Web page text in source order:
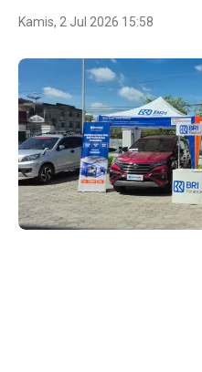
Kamis, 2 Jul 2026 15:58